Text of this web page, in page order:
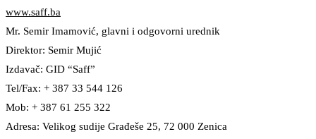
www.saff.ba
Mr. Semir Imamović, glavni i odgovorni urednik
Direktor: Semir Mujić
Izdavač: GID “Saff”
Tel/Fax: + 387 33 544 126
Mob: + 387 61 255 322
Adresa: Velikog sudije Građeše 25, 72 000 Zenica